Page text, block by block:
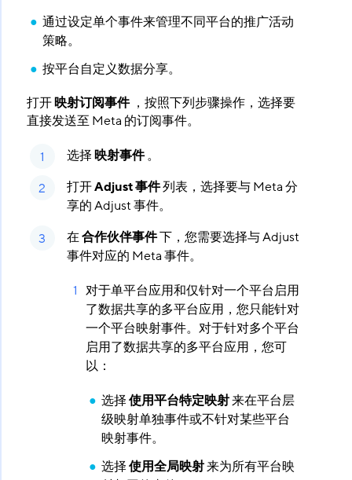
通过设定单个事件来管理不同平台的推广活动
策略。
按平台自定义数据分享。
打开映射订阅事件​ ，按照下列步骤操作，选择要
直接发送至 Meta 的订阅事件。
选择映射事件​ 。
打开Adjust 事件​ 列表，选择要与 Meta 分
享的 Adjust 事件。
在合作伙伴事件​ 下，您需要选择与 Adjust
事件对应的 Meta 事件。
对于单平台应用和仅针对一个平台启用
了数据共享的多平台应用，您只能针对
一个平台映射事件。对于针对多个平台
启用了数据共享的多平台应用，您可
以：
选择使用平台特定映射​ 来在平台层
级映射单独事件或不针对某些平台
映射事件。
选择使用全局映射​ 来为所有平台映